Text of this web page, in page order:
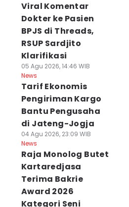
Viral Komentar
Dokter ke Pasien
BPJS di Threads,
RSUP Sardjito
Klarifikasi
05 Agu 2026, 14:46 WIB
News
Tarif Ekonomis
Pengiriman Kargo
Bantu Pengusaha
di Jateng-Jogja
04 Agu 2026, 23:09 WIB
News
Raja Monolog Butet
Kartaredjasa
Terima Bakrie
Award 2026
Kategori Seni